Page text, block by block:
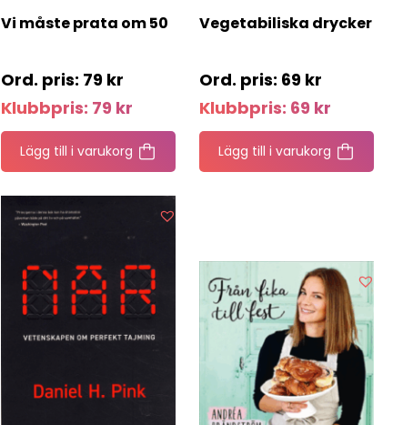
Vi måste prata om 50
79 kr
Klubbpris: 79 kr
Lägg till i varukorg
Vegetabiliska drycker
69 kr
Klubbpris: 69 kr
Lägg till i varukorg